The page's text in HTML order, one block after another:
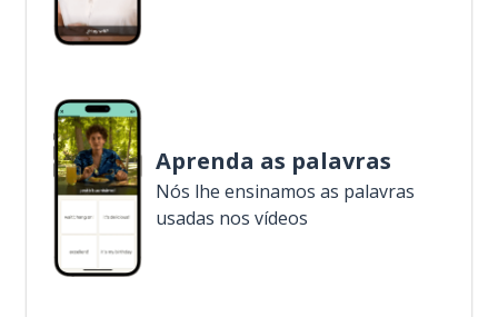
Aprenda as palavras
Nós lhe ensinamos as palavras
usadas nos vídeos